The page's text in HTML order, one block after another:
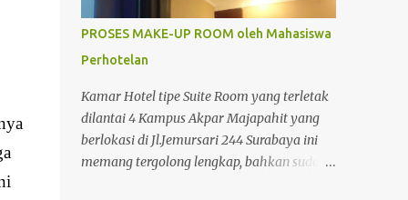
PROSES MAKE-UP ROOM oleh Mahasiswa
Perhotelan
Kamar Hotel tipe Suite Room yang terletak
dilantai 4 Kampus Akpar Majapahit yang
berlokasi di Jl.Jemursari 244 Surabaya ini
memang tergolong lengkap, bahkan sudah